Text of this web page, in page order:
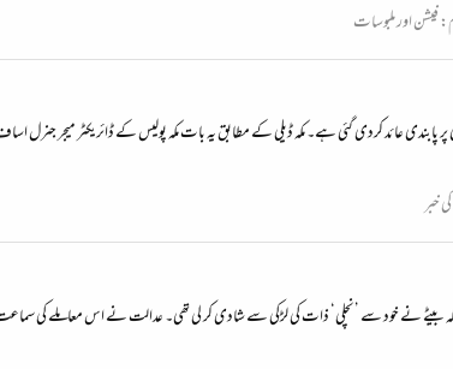
فیشن اور ملبوسات
پابندی عائد کردی گئی ہے۔ مکہ ڈیلی کے مطابق یہ بات مکہ پولیس کے ڈائریکٹر
خبر
بیٹے نے خود سے ’نچلی‘ ذات کی لڑکی سے شادی کر لی تھی۔ عدالت نے اس معاملے